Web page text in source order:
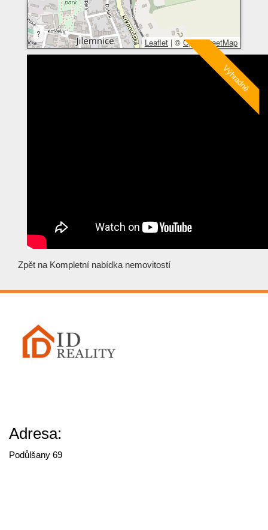
?
Leaflet | © OpenStreetMap
Zpět na Kompletní nabídka nemovitostí
Adresa:
Podůlšany 69